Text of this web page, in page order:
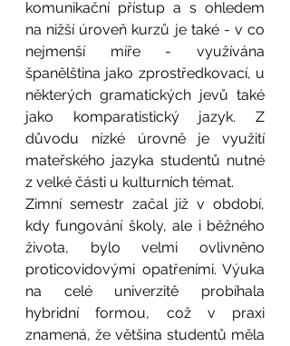
komunikační přístup a s ohledem
na nižší úroveň kurzů je také - v co
nejmenší míře - využívána
španělština jako zprostředkovací, u
některých gramatických jevů také
jako komparatistický jazyk. Z
důvodu nízké úrovně je využití
mateřského jazyka studentů nutné
z velké části u kulturních témat.
Zimní semestr začal již v období,
kdy fungování školy, ale i běžného
života, bylo velmi ovlivněno
proticovidovými opatřeními. Výuka
na celé univerzitě probíhala
hybridní formou, což v praxi
znamená, že většina studentů měla